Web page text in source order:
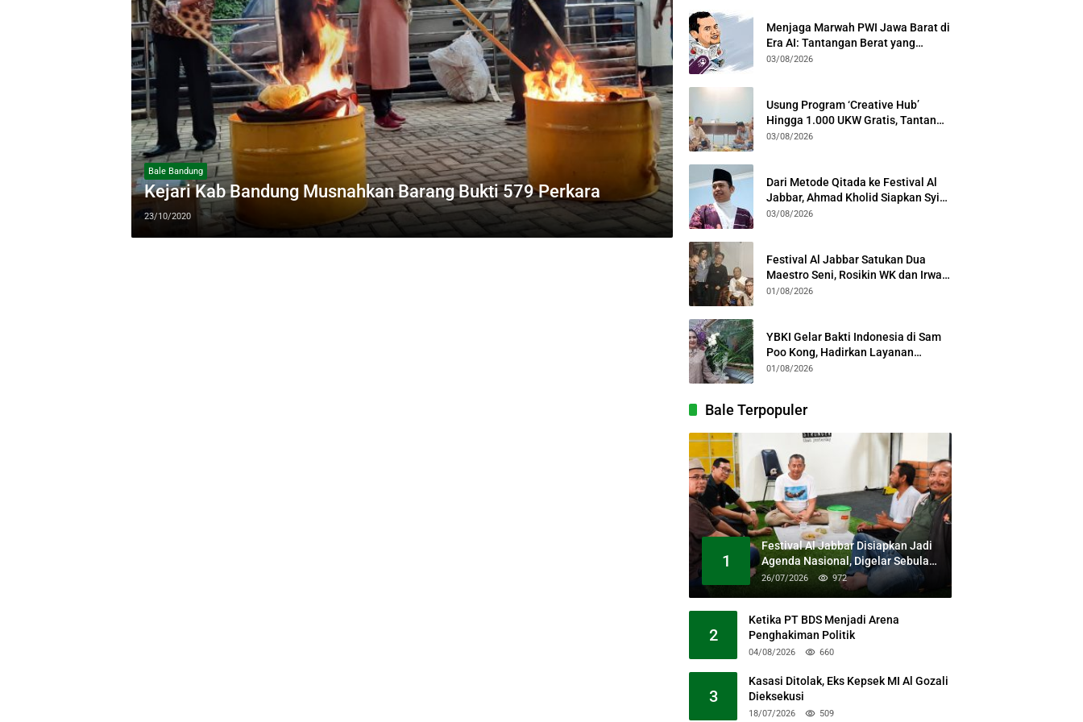
Bale Bandung
Kejari Kab Bandung Musnahkan Barang Bukti 579 Perkara
23/10/2020
Menjaga Marwah PWI Jawa Barat di
Era AI: Tantangan Berat yang
Menuntut Solidaritas Lintas
03/08/2026
Usung Program ‘Creative Hub’
Hingga 1.000 UKW Gratis, Tantan
Sulthon Paparkan Visi PWI Jabar di
03/08/2026
Dari Metode Qitada ke Festival Al
Jabbar, Ahmad Kholid Siapkan Syiar
Al-Qur’an Lewat Nada
03/08/2026
Festival Al Jabbar Satukan Dua
Maestro Seni, Rosikin WK dan Irwan
Guntari Garap Pertunjukan Kolosal
01/08/2026
YBKI Gelar Bakti Indonesia di Sam
Poo Kong, Hadirkan Layanan
Kesehatan Gratis dan Dialog
01/08/2026
Bale Terpopuler
1
Festival Al Jabbar Disiapkan Jadi
Agenda Nasional, Digelar Sebulan
Penuh di Kawasan Masjid Raya Al
26/07/2026 972
2
Ketika PT BDS Menjadi Arena
Penghakiman Politik
04/08/2026 660
3
Kasasi Ditolak, Eks Kepsek MI Al Gozali
Dieksekusi
18/07/2026 509